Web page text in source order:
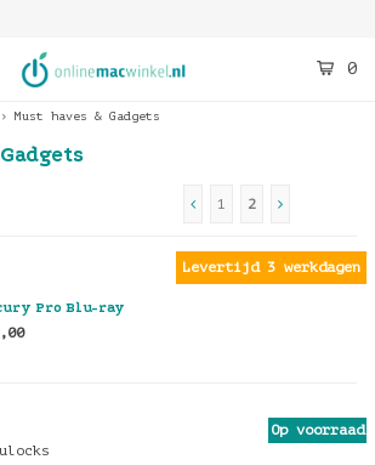
0
Must haves & Gadgets
1 2
Levertijd 3 werkdagen
Pro Blu-ray
Op voorraad